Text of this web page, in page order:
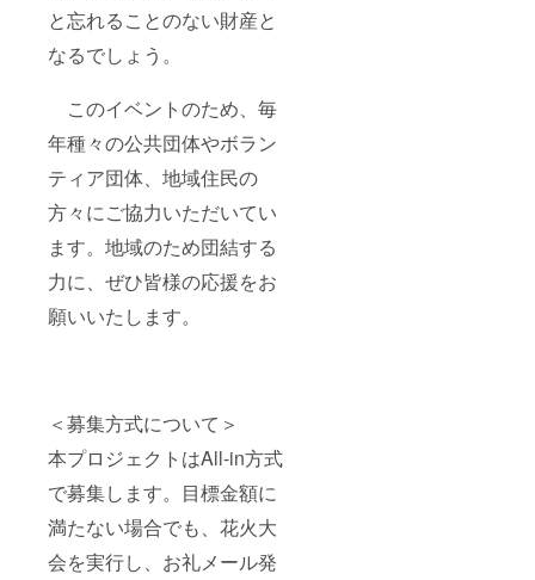
と忘れることのない財産と
なるでしょう。
このイベントのため、毎
年種々の公共団体やボラン
ティア団体、地域住民の
方々にご協力いただいてい
ます。地域のため団結する
力に、ぜひ皆様の応援をお
願いいたします。
＜募集方式について＞
本プロジェクトはAll-in方式
で募集します。目標金額に
満たない場合でも、花火大
会を実行し、お礼メール発